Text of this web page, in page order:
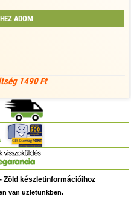
ADOM
1490 Ft
Zöld készletinformációihoz
van üzletünkben.